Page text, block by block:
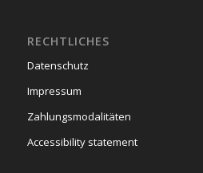
RECHTLICHES
Datenschutz
Impressum
Zahlungsmodalitäten
Accessibility statement